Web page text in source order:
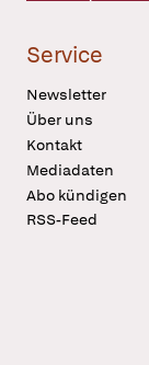
Service
Newsletter
Über uns
Kontakt
Mediadaten
Abo kündigen
RSS-Feed